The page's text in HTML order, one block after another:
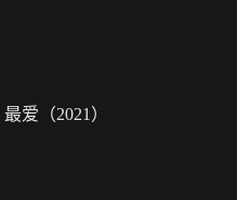
最爱（2021）